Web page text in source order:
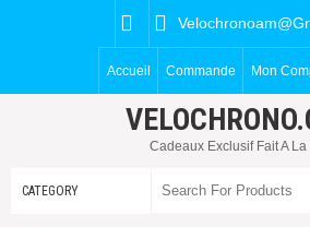
Accueil Commande Mon
Cadeaux Exclusif Fait A La